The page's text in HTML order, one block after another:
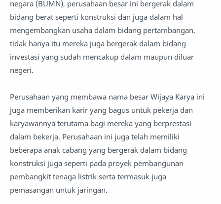
negara (BUMN), perusahaan besar ini bergerak dalam
bidang berat seperti konstruksi dan juga dalam hal
mengembangkan usaha dalam bidang pertambangan,
tidak hanya itu mereka juga bergerak dalam bidang
investasi yang sudah mencakup dalam maupun diluar
negeri.
Perusahaan yang membawa nama besar Wijaya Karya ini
juga memberikan karir yang bagus untuk pekerja dan
karyawannya terutama bagi mereka yang berprestasi
dalam bekerja. Perusahaan ini juga telah memiliki
beberapa anak cabang yang bergerak dalam bidang
konstruksi juga seperti pada proyek pembangunan
pembangkit tenaga listrik serta termasuk juga
pemasangan untuk jaringan.